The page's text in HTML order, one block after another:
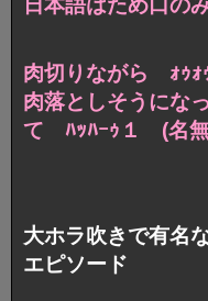
日本語はため口の
肉切りながら ｫｩｫ
肉落としそうにな
て ﾊｯﾊｰｩ１ (名
大ホラ吹きで有名
エピソード